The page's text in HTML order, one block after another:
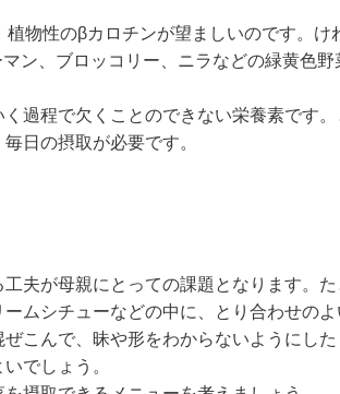
植物性のβカロチンが望ましいのです。け
ン、ブロッコリー、ニラなどの緑黄色
過程で欠くことのできない栄養素です
日の摂取が必要です。
夫が母親にとっての課題となります。た
ムシチューなどの中に、とり合わせの
こんで、昧や形をわからないようにし
でしょう。